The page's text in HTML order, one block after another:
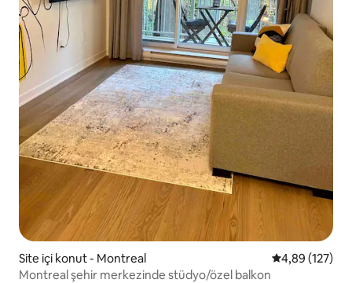
Site içi konut - Montreal 5 üzerinden
4,89 (127)
Montreal şehir merkezinde stüdyo/özel balkon